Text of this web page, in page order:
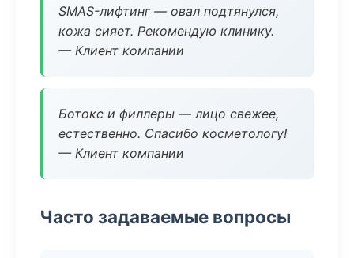
SMAS-лифтинг — овал подтянулся,
кожа сияет. Рекомендую клинику.
— Клиент компании
Ботокс и филлеры — лицо свежее,
естественно. Спасибо косметологу!
— Клиент компании
Часто задаваемые вопросы